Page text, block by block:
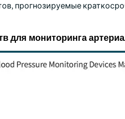
прогнозируемые
для мониторинга